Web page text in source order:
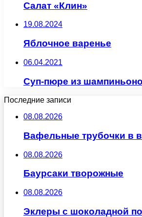
Салат «Клин»
19.08.2024
Яблочное варенье
06.04.2021
Суп-пюре из
Последние записи
08.08.2026
Вафельные трубочки в
08.08.2026
Баурсаки творожные
08.08.2026
Эклеры с шоколадной